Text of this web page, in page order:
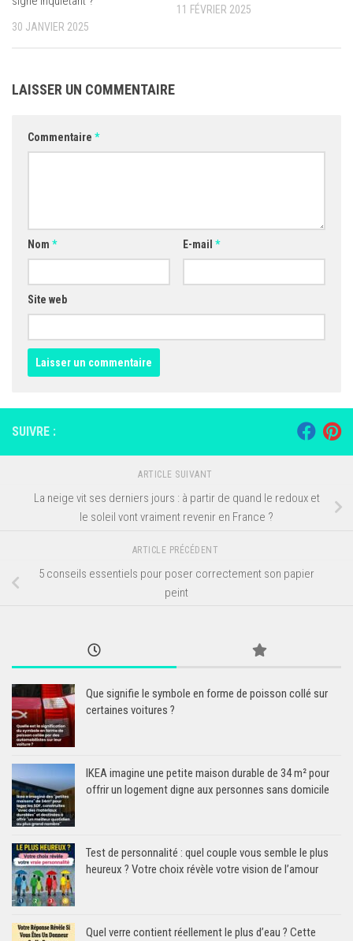
30 JANVIER 2025
11 FÉVRIER 2025
LAISSER UN COMMENTAIRE
Commentaire *
Nom * E-mail *
Site web
SUIVRE :
ARTICLE SUIVANT
La neige vit ses derniers jours : à partir de quand le redoux et
le soleil vont vraiment revenir en France ?
ARTICLE PRÉCÉDENT
5 conseils essentiels pour poser correctement son papier
peint
Que signifie le symbole en forme de poisson collé sur
certaines voitures ?
IKEA imagine une petite maison durable de 34 m² pour
offrir un logement digne aux personnes sans domicile
Test de personnalité : quel couple vous semble le plus
heureux ? Votre choix révèle votre vision de l’amour
Quel verre contient réellement le plus d’eau ? Cette